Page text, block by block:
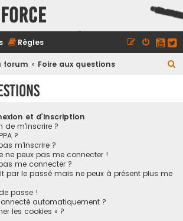
Règles
forum Foire aux questions
et d’inscription
m’inscrire ?
?
m’inscrire ?
ne peux pas me connecter !
me connecter ?
par le passé mais ne peux à présent plus me
passe !
automatiquement ?
les cookies » ?